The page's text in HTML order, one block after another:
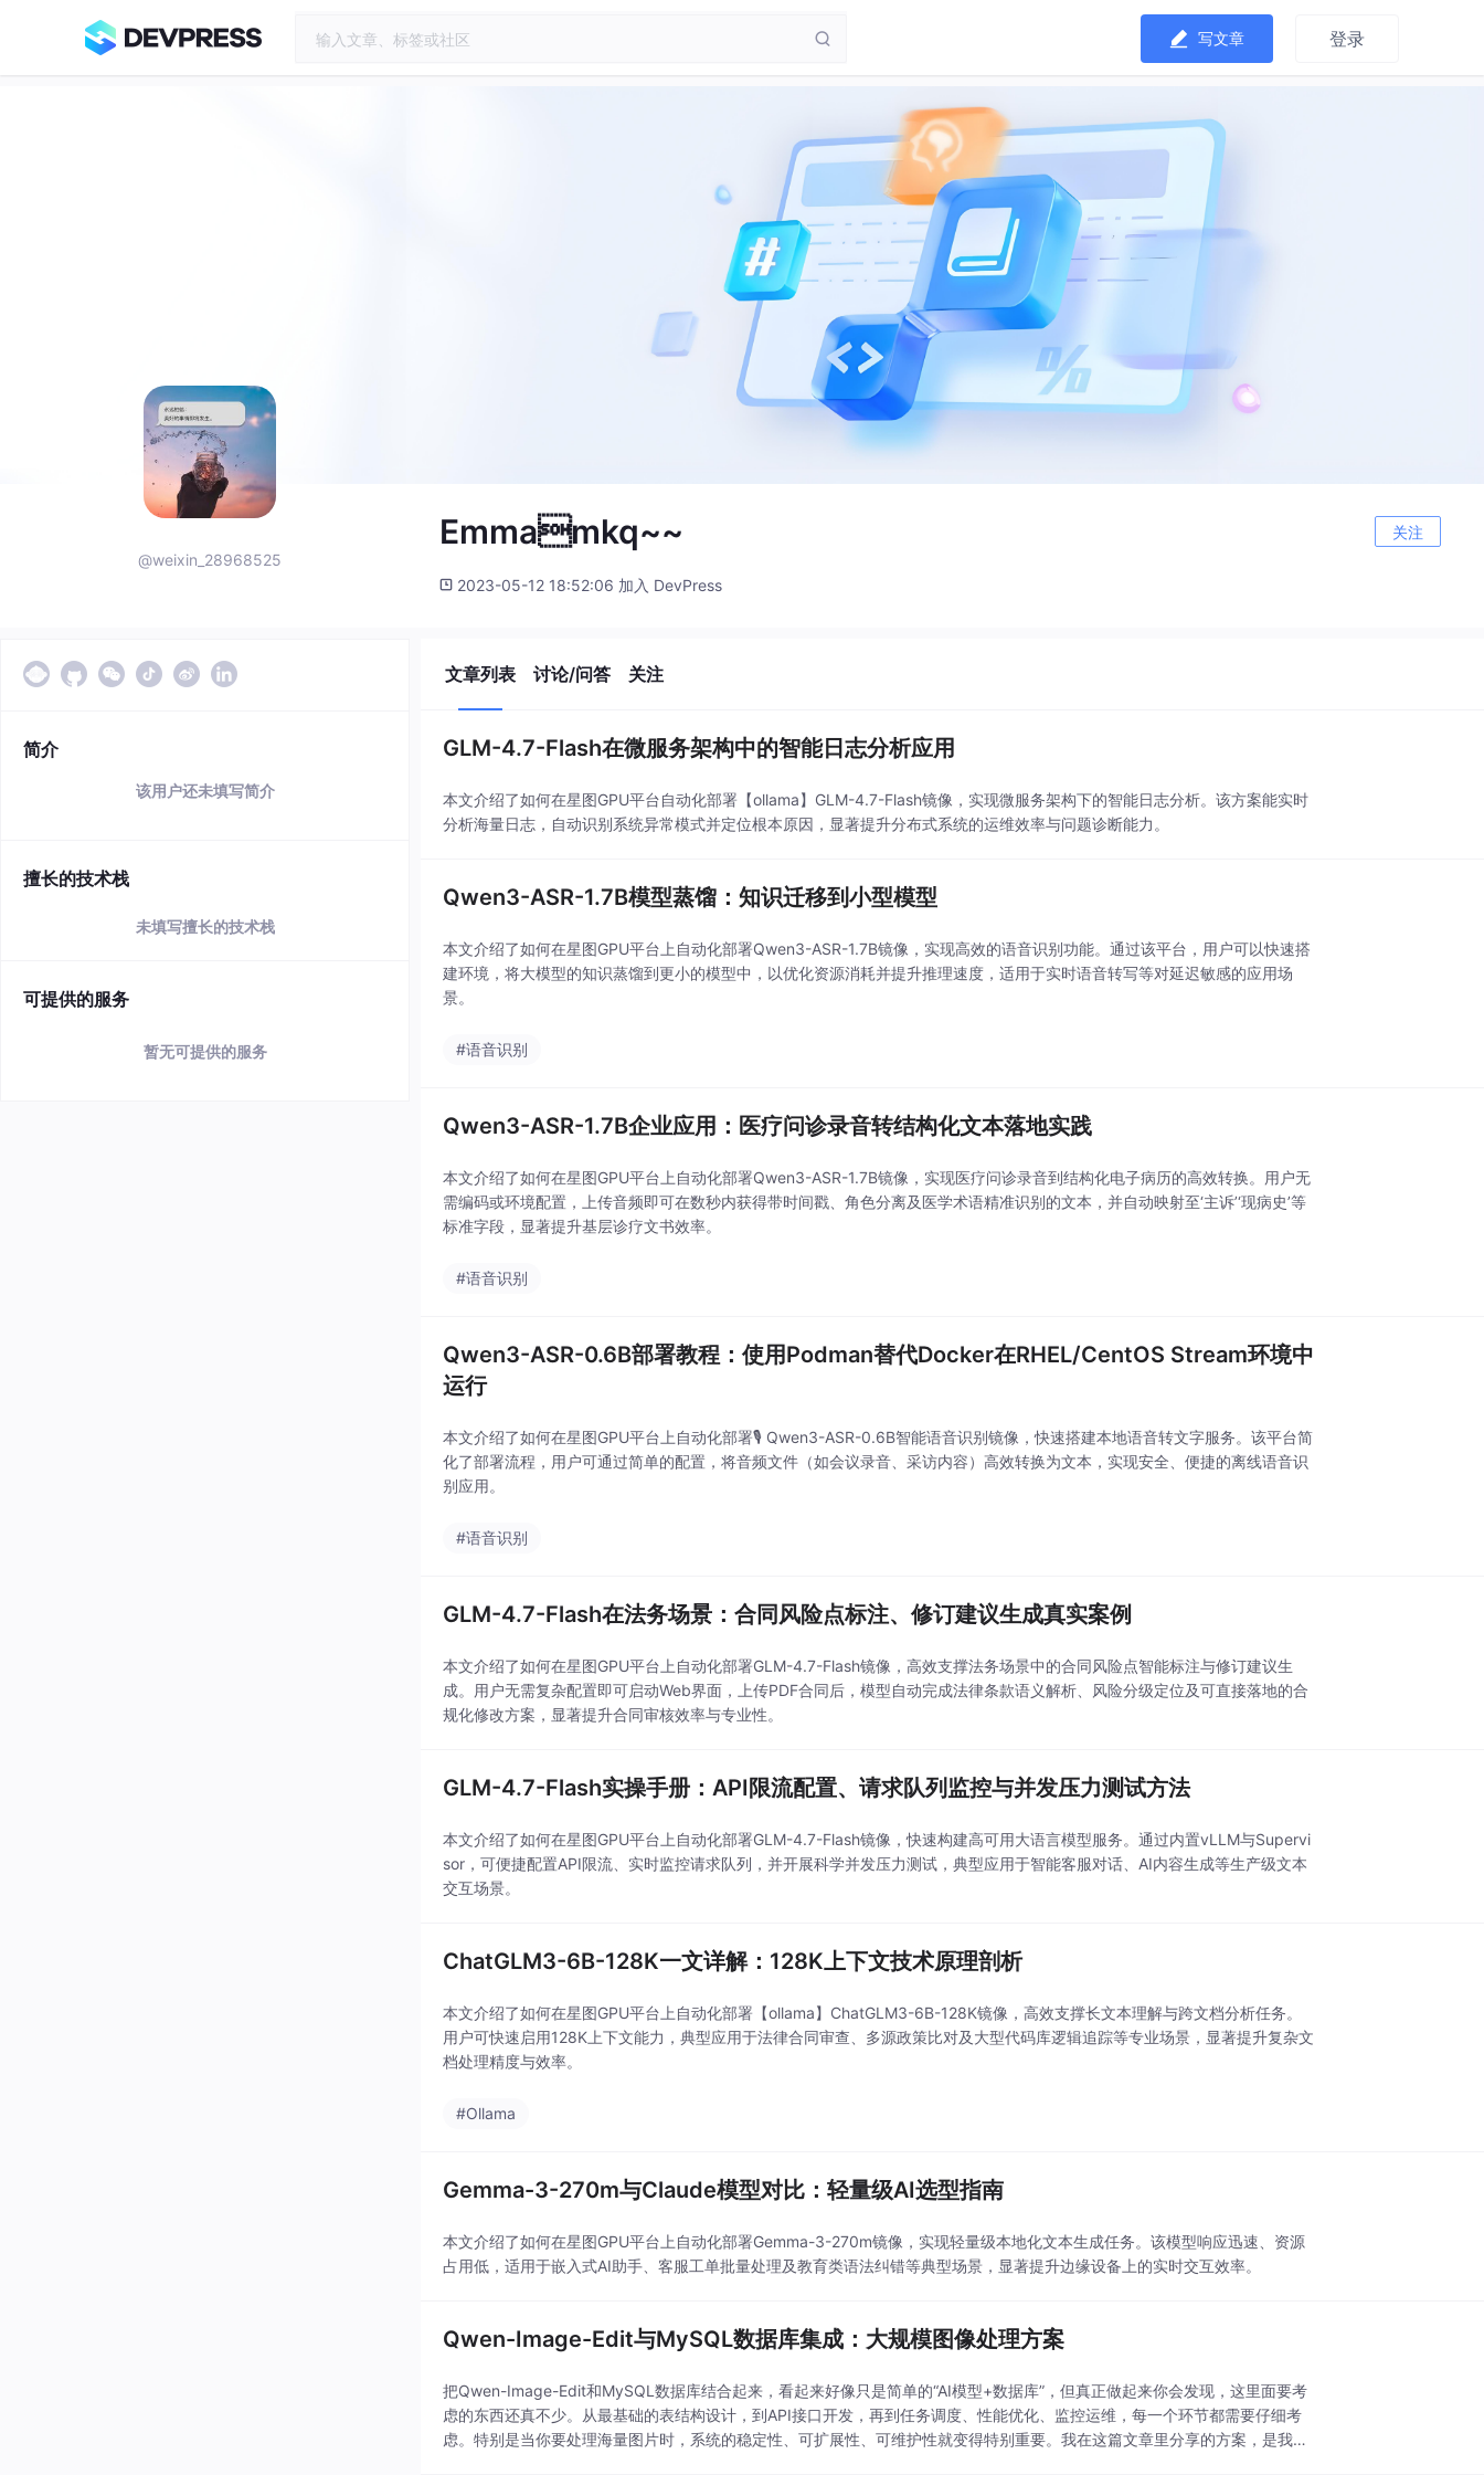
写文章 登录
@weixin_28968525
Emmamkq~~ 关注
2023-05-12 18:52:06 加入 DevPress
简介
该用户还未填写简介
擅长的技术栈
未填写擅长的技术栈
可提供的服务
暂无可提供的服务
文章列表 讨论/问答 关注
GLM-4.7-Flash在微服务架构中的智能日志分析应用
本文介绍了如何在星图GPU平台自动化部署【ollama】GLM-4.7-Flash镜像，实现微服务架构下的智能日志分析。该方案能实时
分析海量日志，自动识别系统异常模式并定位根本原因，显著提升分布式系统的运维效率与问题诊断能力。
Qwen3-ASR-1.7B模型蒸馏：知识迁移到小型模型
本文介绍了如何在星图GPU平台上自动化部署Qwen3-ASR-1.7B镜像，实现高效的语音识别功能。通过该平台，用户可以快速搭
建环境，将大模型的知识蒸馏到更小的模型中，以优化资源消耗并提升推理速度，适用于实时语音转写等对延迟敏感的应用场
景。
#语音识别
Qwen3-ASR-1.7B企业应用：医疗问诊录音转结构化文本落地实践
本文介绍了如何在星图GPU平台上自动化部署Qwen3-ASR-1.7B镜像，实现医疗问诊录音到结构化电子病历的高效转换。用户无
需编码或环境配置，上传音频即可在数秒内获得带时间戳、角色分离及医学术语精准识别的文本，并自动映射至‘主诉’‘现病史’等
标准字段，显著提升基层诊疗文书效率。
#语音识别
Qwen3-ASR-0.6B部署教程：使用Podman替代Docker在RHEL/CentOS Stream环境中
运行
本文介绍了如何在星图GPU平台上自动化部署🎙️ Qwen3-ASR-0.6B智能语音识别镜像，快速搭建本地语音转文字服务。该平台简
化了部署流程，用户可通过简单的配置，将音频文件（如会议录音、采访内容）高效转换为文本，实现安全、便捷的离线语音识
别应用。
#语音识别
GLM-4.7-Flash在法务场景：合同风险点标注、修订建议生成真实案例
本文介绍了如何在星图GPU平台上自动化部署GLM-4.7-Flash镜像，高效支撑法务场景中的合同风险点智能标注与修订建议生
成。用户无需复杂配置即可启动Web界面，上传PDF合同后，模型自动完成法律条款语义解析、风险分级定位及可直接落地的合
规化修改方案，显著提升合同审核效率与专业性。
GLM-4.7-Flash实操手册：API限流配置、请求队列监控与并发压力测试方法
本文介绍了如何在星图GPU平台上自动化部署GLM-4.7-Flash镜像，快速构建高可用大语言模型服务。通过内置vLLM与Supervi
sor，可便捷配置API限流、实时监控请求队列，并开展科学并发压力测试，典型应用于智能客服对话、AI内容生成等生产级文本
交互场景。
ChatGLM3-6B-128K一文详解：128K上下文技术原理剖析
本文介绍了如何在星图GPU平台上自动化部署【ollama】ChatGLM3-6B-128K镜像，高效支撑长文本理解与跨文档分析任务。
用户可快速启用128K上下文能力，典型应用于法律合同审查、多源政策比对及大型代码库逻辑追踪等专业场景，显著提升复杂文
档处理精度与效率。
#Ollama
Gemma-3-270m与Claude模型对比：轻量级AI选型指南
本文介绍了如何在星图GPU平台上自动化部署Gemma-3-270m镜像，实现轻量级本地化文本生成任务。该模型响应迅速、资源
占用低，适用于嵌入式AI助手、客服工单批量处理及教育类语法纠错等典型场景，显著提升边缘设备上的实时交互效率。
Qwen-Image-Edit与MySQL数据库集成：大规模图像处理方案
把Qwen-Image-Edit和MySQL数据库结合起来，看起来好像只是简单的“AI模型+数据库”，但真正做起来你会发现，这里面要考
虑的东西还真不少。从最基础的表结构设计，到API接口开发，再到任务调度、性能优化、监控运维，每一个环节都需要仔细考
虑。特别是当你要处理海量图片时，系统的稳定性、可扩展性、可维护性就变得特别重要。我在这篇文章里分享的方案，是我们